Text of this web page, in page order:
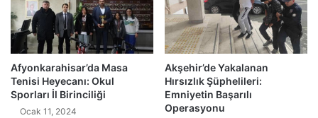
Afyonkarahisar’da Masa
Tenisi Heyecanı: Okul
Sporları İl Birinciliği
Ocak 11, 2024
Akşehir’de Yakalanan
Hırsızlık Şüphelileri:
Emniyetin Başarılı
Operasyonu